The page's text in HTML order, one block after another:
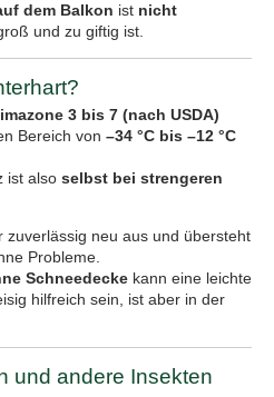
dem Balkon ist nicht
und zu giftig ist.
3 bis 7 (nach USDA)
Bereich von –34 °C bis –12 °C
ist also selbst bei strengeren
zuverlässig neu aus und übersteht
Probleme.
Schneedecke kann eine leichte
hilfreich sein, ist aber in der
und andere Insekten